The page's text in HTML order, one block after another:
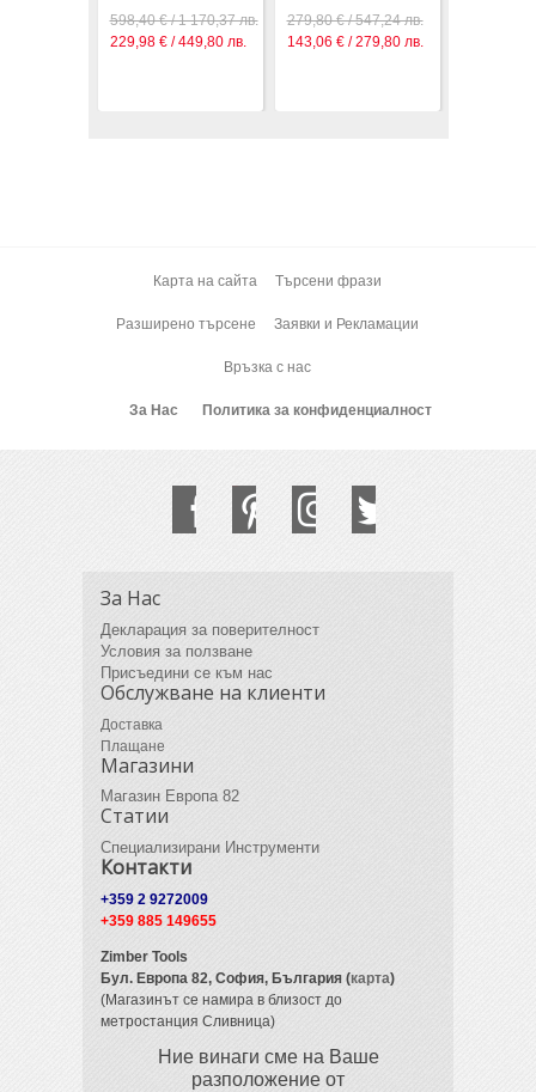
598,40 € / 1 170,37 лв.
229,98 € / 449,80 лв.
279,80 € / 547,24 лв.
143,06 € / 279,80 лв.
Карта на сайта Търсени фрази
Разширено търсене Заявки и Рекламации
Връзка с нас
За Нас Политика за конфиденциалност
За Нас
Декларация за поверителност
Условия за ползване
Присъедини се към нас
Обслужване на клиенти
Доставка
Плащане
Магазини
Магазин Европа 82
Статии
Специализирани Инструменти
Контакти
+359 2 9272009
+359 885 149655
Zimber Tools
Бул. Европа 82, София, България (карта)
(Магазинът се намира в близост до
метростанция Сливница)
Ние винаги сме на Ваше
разположение от